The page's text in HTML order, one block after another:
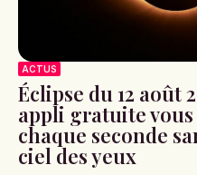
ACTUS
Éclipse du 12 août
appli gratuite
chaque seconde
ciel des yeux